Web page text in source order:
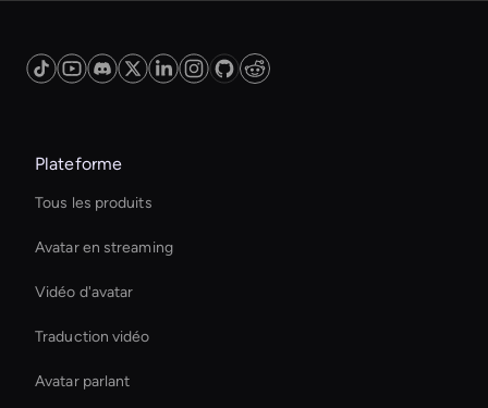
Plateforme
Tous les produits
Avatar en streaming
Vidéo d'avatar
Traduction vidéo
Avatar parlant